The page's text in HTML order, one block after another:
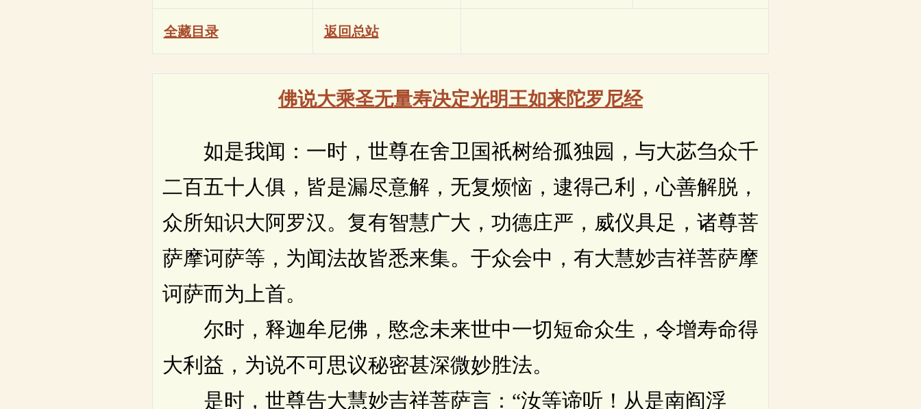
全藏目录 返回总站
佛说大乘圣无量寿决定光明王如来陀罗尼经
如是我闻：一时，世尊在舍卫国祇树给孤独园，与大苾刍众千
二百五十人俱，皆是漏尽意解，无复烦恼，逮得己利，心善解脱，
众所知识大阿罗汉。复有智慧广大，功德庄严，威仪具足，诸尊菩
萨摩诃萨等，为闻法故皆悉来集。于众会中，有大慧妙吉祥菩萨摩
诃萨而为上首。
尔时，释迦牟尼佛，愍念未来世中一切短命众生，令增寿命得
大利益，为说不可思议秘密甚深微妙胜法。
是时，世尊告大慧妙吉祥菩萨言：“汝等谛听！从是南阎浮